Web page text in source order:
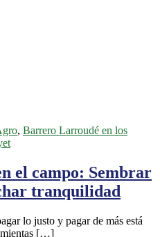
, Barrero Larroudé en los
el campo: Sembrar
tranquilidad
lo justo y pagar de más está
[…]